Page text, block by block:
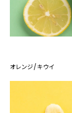
オレンジ/キウイ